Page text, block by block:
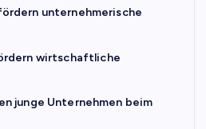
unternehmerische
wirtschaftliche
junge Unternehmen beim